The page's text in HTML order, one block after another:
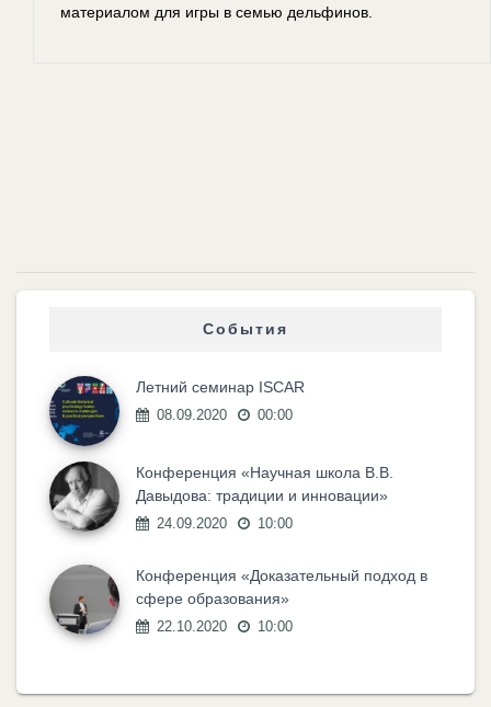
материалом для игры в семью дельфинов.
События
Летний семинар ISCAR
08.09.2020 00:00
Конференция «Научная школа В.В.
Давыдова: традиции и инновации»
24.09.2020 10:00
Конференция «Доказательный подход в
сфере образования»
22.10.2020 10:00